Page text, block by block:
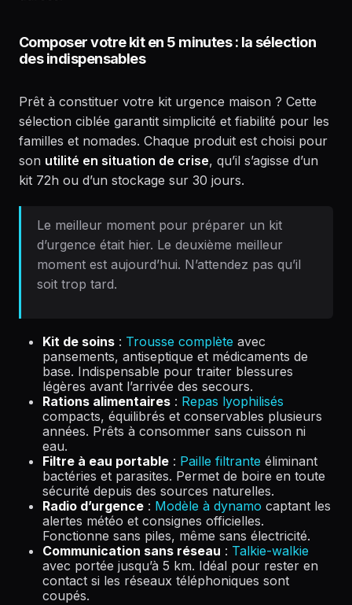
Composer votre kit en 5 minutes : la sélection
des indispensables
Prêt à constituer votre kit urgence maison ? Cette
sélection ciblée garantit simplicité et fiabilité pour les
familles et nomades. Chaque produit est choisi pour
son utilité en situation de crise, qu’il s’agisse d’un
kit 72h ou d’un stockage sur 30 jours.
Le meilleur moment pour préparer un kit
d’urgence était hier. Le deuxième meilleur
moment est aujourd’hui. N’attendez pas qu’il
soit trop tard.
Kit de soins : Trousse complète avec
pansements, antiseptique et médicaments de
base. Indispensable pour traiter blessures
légères avant l’arrivée des secours.
Rations alimentaires : Repas lyophilisés
compacts, équilibrés et conservables plusieurs
années. Prêts à consommer sans cuisson ni
eau.
Filtre à eau portable : Paille filtrante éliminant
bactéries et parasites. Permet de boire en toute
sécurité depuis des sources naturelles.
Radio d’urgence : Modèle à dynamo captant les
alertes météo et consignes officielles.
Fonctionne sans piles, même sans électricité.
Communication sans réseau : Talkie-walkie
avec portée jusqu’à 5 km. Idéal pour rester en
contact si les réseaux téléphoniques sont
coupés.